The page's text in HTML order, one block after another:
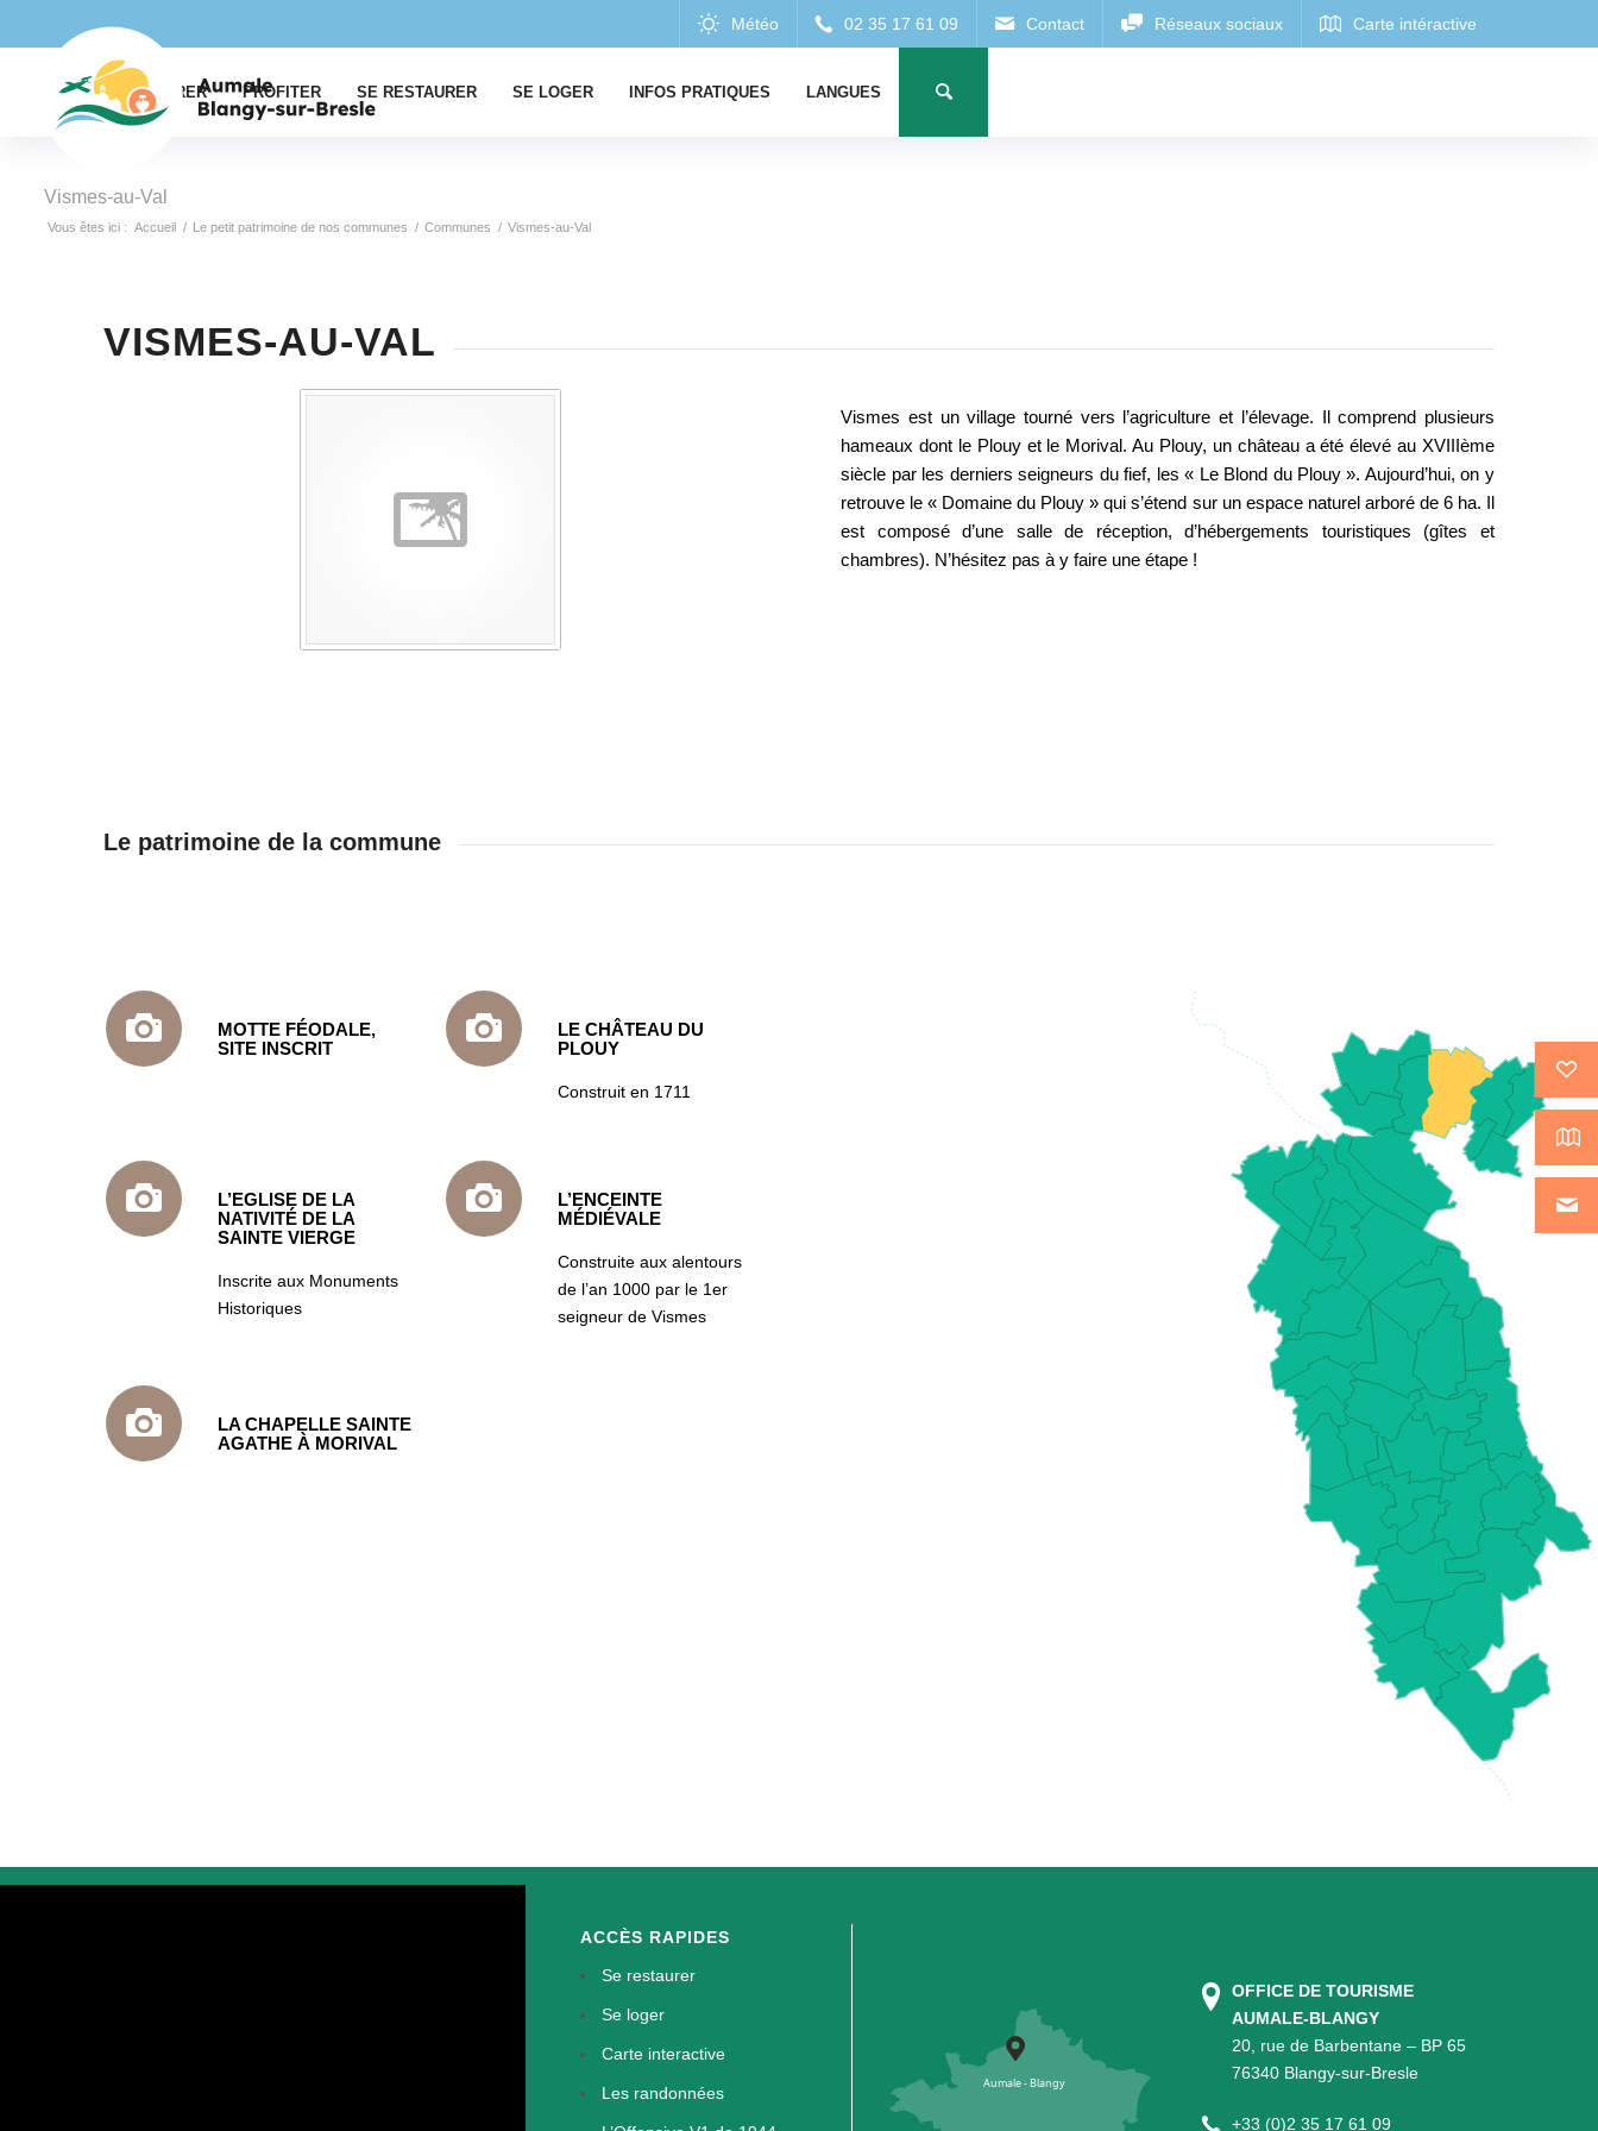
EXPLORER PROFITER SE RESTAURER SE LOGER INFOS PRATIQUES LANGUES
Vismes-au-Val
Vous êtes ici : Accueil / Le petit patrimoine de nos communes / Communes / Vismes-au-Val
VISMES-AU-VAL
Vismes est un village tourné vers l’agriculture et l’élevage. Il comprend plusieurs
hameaux dont le Plouy et le Morival. Au Plouy, un château a été élevé au XVIIIème
siècle par les derniers seigneurs du fief, les « Le Blond du Plouy ». Aujourd’hui, on y
retrouve le « Domaine du Plouy » qui s’étend sur un espace naturel arboré de 6 ha. Il
est composé d’une salle de réception, d’hébergements touristiques (gîtes et
chambres). N’hésitez pas à y faire une étape !
Le patrimoine de la commune
MOTTE FÉODALE,
SITE INSCRIT
LE CHÂTEAU DU
PLOUY
Construit en 1711
L’EGLISE DE LA
NATIVITÉ DE LA
SAINTE VIERGE
Inscrite aux Monuments
Historiques
L’ENCEINTE
MÉDIÉVALE
Construite aux alentours
de l’an 1000 par le 1er
seigneur de Vismes
LA CHAPELLE SAINTE
AGATHE À MORIVAL
ACCÈS RAPIDES
Se restaurer
Se loger
Carte interactive
Les randonnées
OFFICE DE TOURISME
AUMALE-BLANGY
20, rue de Barbentane – BP 65
76340 Blangy-sur-Bresle
+33 (0)2 35 17 61 09